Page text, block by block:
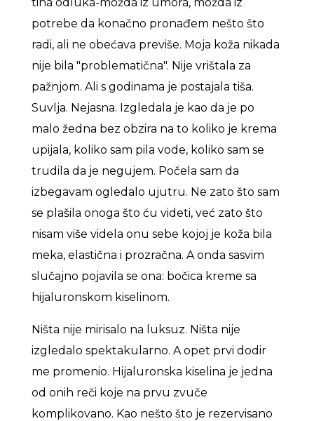
potrebe da konačno pronađem nešto što
radi, ali ne obećava previše. Moja koža nikada
nije bila "problematična". Nije vrištala za
pažnjom. Ali s godinama je postajala tiša.
Suvlja. Nejasna. Izgledala je kao da je po
malo žedna bez obzira na to koliko je krema
upijala, koliko sam pila vode, koliko sam se
trudila da je negujem. Počela sam da
izbegavam ogledalo ujutru. Ne zato što sam
se plašila onoga što ću videti, već zato što
nisam više videla onu sebe kojoj je koža bila
meka, elastična i prozračna. A onda sasvim
slučajno pojavila se ona: bočica kreme sa
hijaluronskom kiselinom.
Ništa nije mirisalo na luksuz. Ništa nije
izgledalo spektakularno. A opet prvi dodir
me promenio. Hijaluronska kiselina je jedna
od onih reči koje na prvu zvuče
komplikovano. Kao nešto što je rezervisano